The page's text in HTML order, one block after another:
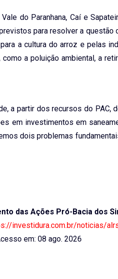
do Paranhana, Caí e
para resolver a questão
a cultura do arroz e pelas
a poluição ambiental, a
a partir dos recursos do PAC,
em investimentos em
dois problemas
das Ações Pró-Bacia dos
investidura.com.br/noticias/
em: 08 ago. 2026